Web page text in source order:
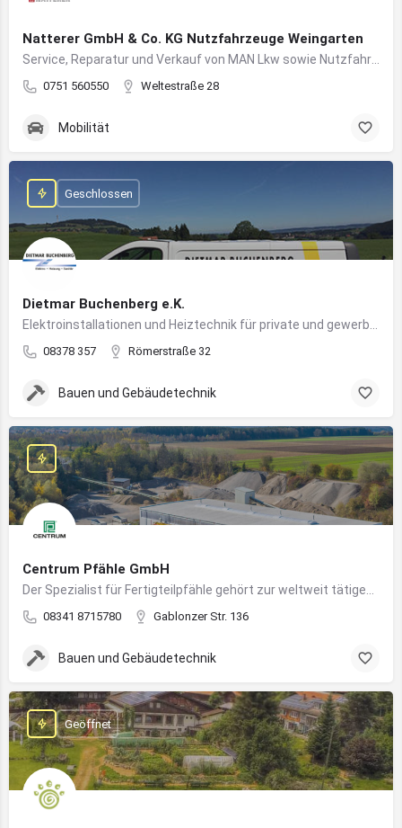
Natterer GmbH & Co. KG Nutzfahrzeuge Weingarten
0751 560550 Weltestraße 28
Mobilität
Dietmar Buchenberg e.K.
08378 357 Römerstraße 32
Geschlossen
Bauen und Gebäudetechnik
Centrum Pfähle GmbH
08341 8715780 Gablonzer Str. 136
Bauen und Gebäudetechnik
Geöffnet